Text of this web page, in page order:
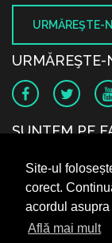
Site-ul
corect.
acordul
Află mai mult
URMĂREŞTE-
URMĂREŞTE-
SUNTEM PE